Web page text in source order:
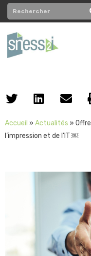
Accueil » Actualités »
l’impression et de l’IT ￼